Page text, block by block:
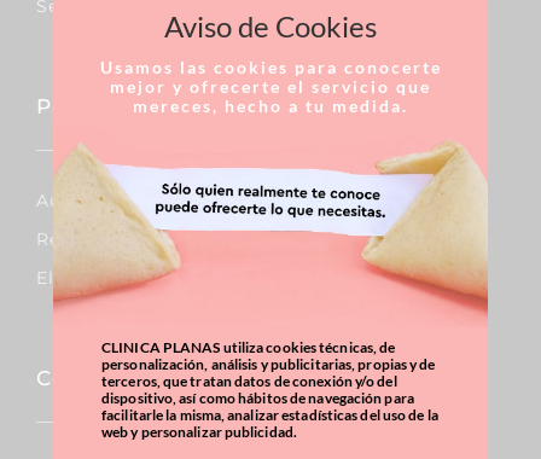
Septoplastia
Pecho
Aumento De Pecho
Reducción De Pecho
Elevación De Pecho
Corporal
Aviso de Cookies
Usamos las cookies para conocerte
mejor y ofrecerte el servicio que
mereces, hecho a tu medida.
CLINICA PLANAS utiliza cookies técnicas, de
personalización, análisis y publicitarias, propias y de
terceros, que tratan datos de conexión y/o del
dispositivo, así como hábitos de navegación para
facilitarle la misma, analizar estadísticas del uso de la
web y personalizar publicidad.